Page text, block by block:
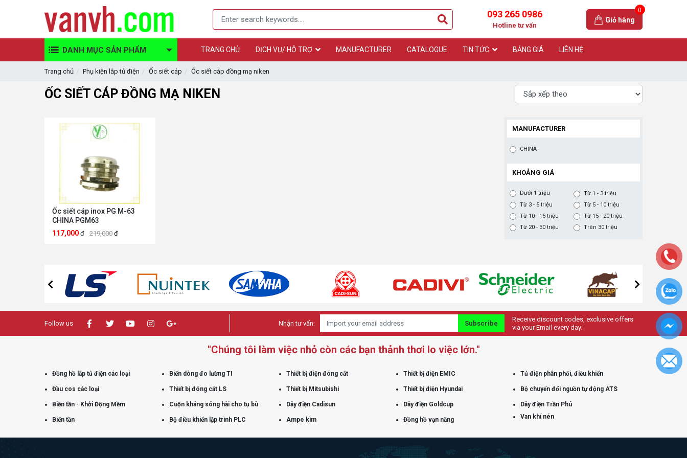
093 265 0986
Hotline tư vấn
0
Giỏ hàng
DANH MỤC SẢN PHẨM TRANG CHỦ DỊCH VỤ/ HỖ TRỢ MANUFACTURER CATALOGUE TIN TỨC BẢNG GIÁ LIÊN HỆ
Trang chủ Phụ kiện lắp tủ điện Ốc siết cáp Ốc siết cáp đồng mạ niken
ỐC SIẾT CÁP ĐỒNG MẠ NIKEN
Ốc siết cáp inox PG M-63
CHINA PGM63
117,000 đ 219,000 đ
MANUFACTURER
CHINA
KHOẢNG GIÁ
Dưới 1 triệu
Từ 1 - 3 triệu
Từ 3 - 5 triệu
Từ 5 - 10 triệu
Từ 10 - 15 triệu
Từ 15 - 20 triệu
Từ 20 - 30 triệu
Trên 30 triệu
Follow us Nhận tư vấn: Subscribe
Receive discount codes, exclusive offers
via your Email every day.
"Chúng tôi làm việc nhỏ còn các bạn thảnh thơi lo việc lớn."
Đồng hồ lắp tủ điện các loại Biến dòng đo lường TI Thiết bị điện đóng cắt Thiết bị điện EMIC Tủ điện phân phối, điều khiển
Đầu cos các loại Thiết bị đóng cắt LS Thiết bị Mitsubishi Thiết bị điện Hyundai Bộ chuyển đổi nguồn tự động ATS
Biến tần - Khởi Động Mềm Cuộn kháng sóng hài cho tụ bù Dây điện Cadisun Dây điện Goldcup Dây điện Trần Phú
Biến tần Bộ điều khiển lập trình PLC Ampe kìm Đồng hồ vạn năng Van khí nén